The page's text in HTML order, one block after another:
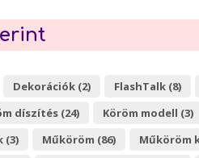
Dekorációk (2) FlashTalk (8)
díszítés (24) Köröm modell (3)
(3) Műköröm (86) Műköröm